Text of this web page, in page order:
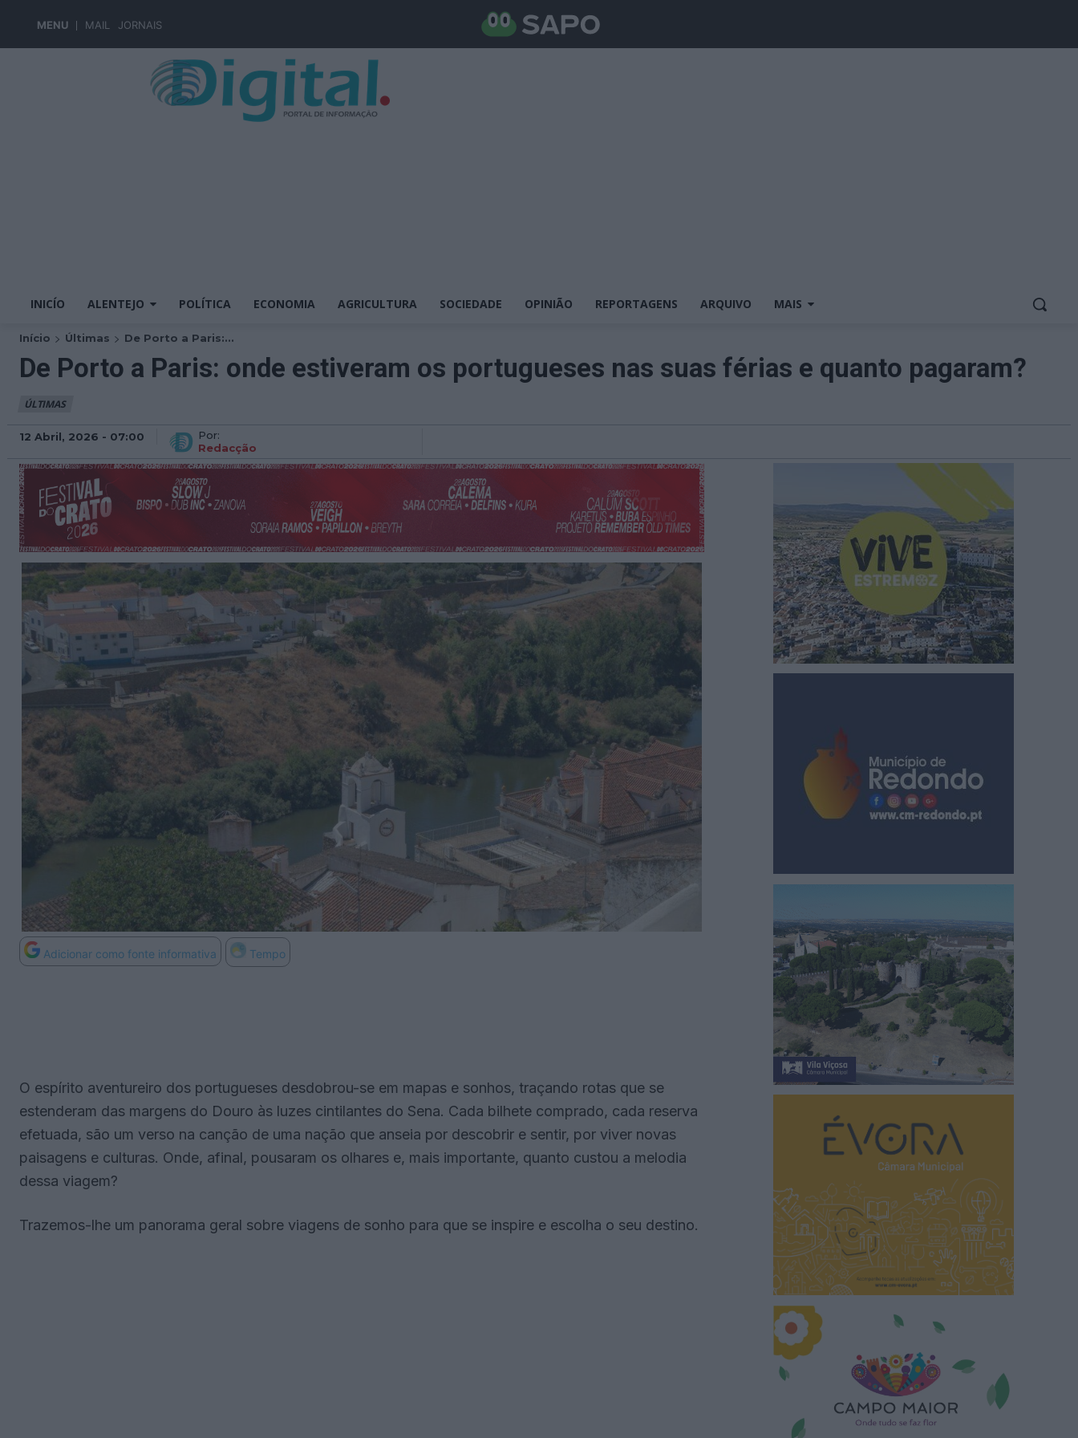
MENU MAIL JORNAIS
INICÍO ALENTEJO POLÍTICA ECONOMIA AGRICULTURA SOCIEDADE OPINIÃO REPORTAGENS ARQUIVO MAIS
Início Últimas De Porto a Paris:...
De Porto a Paris: onde estiveram os portugueses nas suas férias e quanto pagaram?
ÚLTIMAS
12 Abril, 2026 - 07:00
Por:
Redacção
Adicionar como fonte informativa Tempo
O espírito aventureiro dos portugueses desdobrou-se em mapas e sonhos, traçando rotas que se
estenderam das margens do Douro às luzes cintilantes do Sena. Cada bilhete comprado, cada reserva
efetuada, são um verso na canção de uma nação que anseia por descobrir e sentir, por viver novas
paisagens e culturas. Onde, afinal, pousaram os olhares e, mais importante, quanto custou a melodia
dessa viagem?
Trazemos-lhe um panorama geral sobre viagens de sonho para que se inspire e escolha o seu destino.